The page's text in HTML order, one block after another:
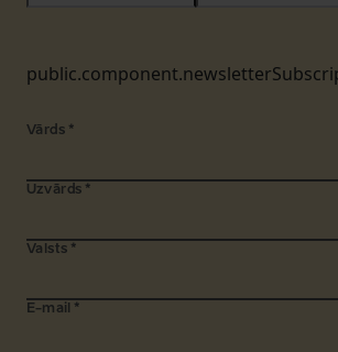
Vārds *
Uzvārds *
Valsts *
E-mail *